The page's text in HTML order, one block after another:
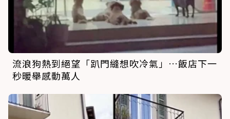
流浪狗熱到絕望「趴門縫想吹冷氣」…飯店下一
秒暖舉感動萬人